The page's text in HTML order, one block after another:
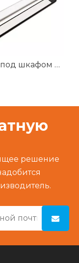
Шкаф под шкафом Датчик движения Светодиодный светильник для шкафа с перезаряжаемой батареей
решение